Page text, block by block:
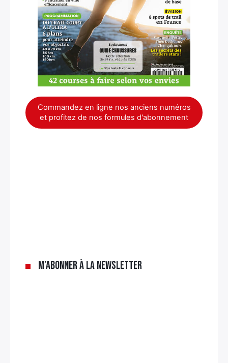
Commandez en ligne nos anciens numéros
et profitez de nos formules d'abonnement
M’abonner à la newsletter